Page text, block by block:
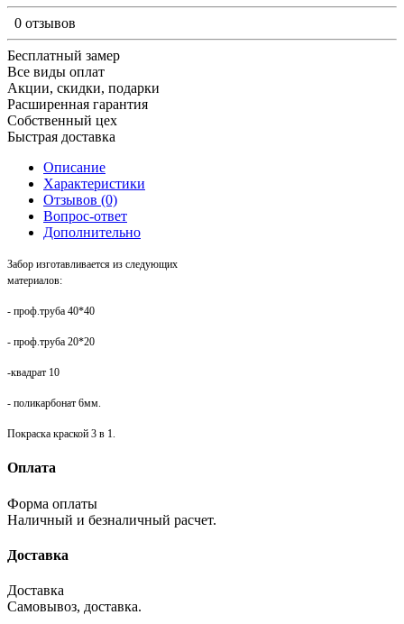
0 отзывов
Бесплатный замер
Все виды оплат
Акции, скидки, подарки
Расширенная гарантия
Собственный цех
Быстрая доставка
Описание
Характеристики
Отзывов (0)
Вопрос-ответ
Дополнительно
Забор изготавливается из следующих
материалов:
- проф.труба 40*40
- проф.труба 20*20
-квадрат 10
- поликарбонат 6мм.
Покраска краской 3 в 1.
Оплата
Форма оплаты
Наличный и безналичный расчет.
Доставка
Доставка
Самовывоз, доставка.